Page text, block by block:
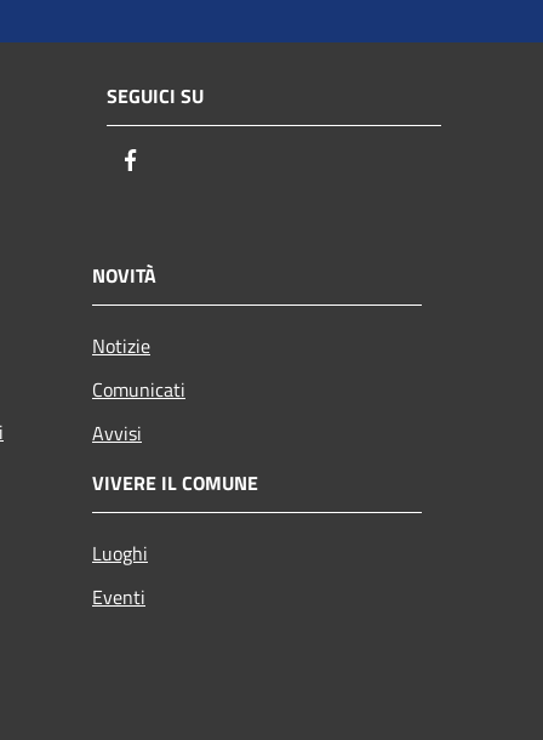
SEGUICI SU
NOVITÀ
Notizie
Comunicati
Avvisi
VIVERE IL COMUNE
Luoghi
Eventi